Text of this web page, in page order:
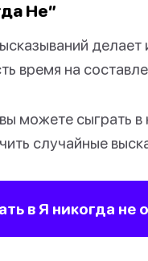
Не”
делает
время на
можете сыграть в
случайные
в Я никогда не